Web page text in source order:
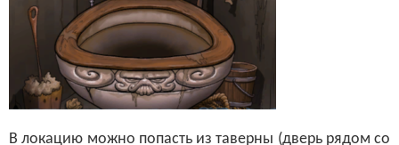
В локацию можно попасть из таверны (дверь рядом со